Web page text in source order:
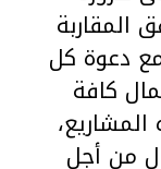
المقاربة
دعوة كل
كافة
من أجل